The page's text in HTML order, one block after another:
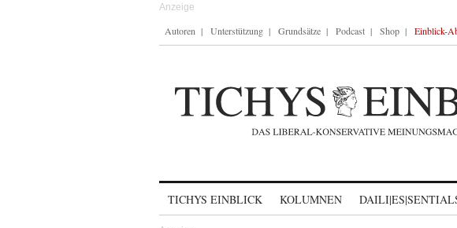
Autoren Unterstützung Grundsätze Podcast Shop Einblick-
TICHYS EINBLICK KOLUMNEN